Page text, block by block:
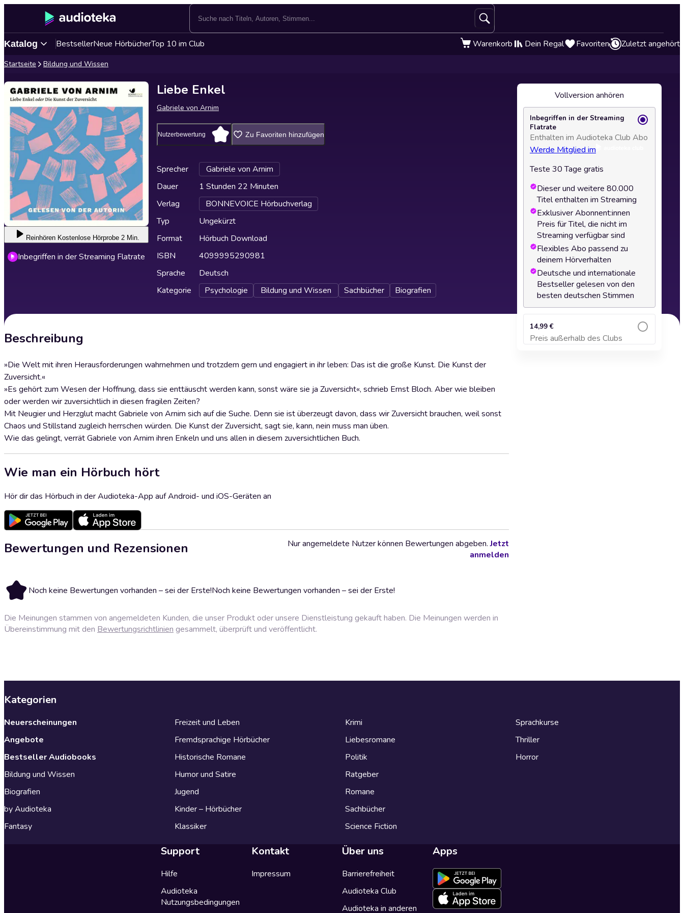
Katalog BestsellerNeue HörbücherTop 10 im Club Warenkorb Dein Regal Favoriten Zuletzt angehört
Startseite Bildung und Wissen
Reinhören Kostenlose Hörprobe 2 Min.
Inbegriffen in der Streaming Flatrate
Liebe Enkel
Gabriele von Arnim
Nutzerbewertung Zu Favoriten hinzufügen
Sprecher
Gabriele von Arnim
Dauer
1 Stunden 22 Minuten
Verlag
BONNEVOICE Hörbuchverlag
Typ
Ungekürzt
Format
Hörbuch Download
ISBN
4099995290981
Sprache
Deutsch
Kategorie
Psychologie Bildung und Wissen Sachbücher Biografien
Beschreibung
»Die Welt mit ihren Herausforderungen wahrnehmen und trotzdem gern und engagiert in ihr leben: Das ist die große Kunst. Die Kunst der
Zuversicht.«
»Es gehört zum Wesen der Hoffnung, dass sie enttäuscht werden kann, sonst wäre sie ja Zuversicht«, schrieb Ernst Bloch. Aber wie bleiben
oder werden wir zuversichtlich in diesen fragilen Zeiten?
Mit Neugier und Herzglut macht Gabriele von Arnim sich auf die Suche. Denn sie ist überzeugt davon, dass wir Zuversicht brauchen, weil sonst
Chaos und Stillstand zugleich herrschen würden. Die Kunst der Zuversicht, sagt sie, kann, nein muss man üben.
Wie das gelingt, verrät Gabriele von Arnim ihren Enkeln und uns allen in diesem zuversichtlichen Buch.
Wie man ein Hörbuch hört
Hör dir das Hörbuch in der Audioteka-App auf Android- und iOS-Geräten an
Bewertungen und Rezensionen
Noch keine Bewertungen vorhanden – sei der Erste!Noch keine Bewertungen vorhanden – sei der Erste!
Nur angemeldete Nutzer können Bewertungen abgeben.Jetzt
anmelden
Die Meinungen stammen von angemeldeten Kunden, die unser Produkt oder unsere Dienstleistung gekauft haben. Die Meinungen werden in
Übereinstimmung mit den Bewertungsrichtlinien gesammelt, überprüft und veröffentlicht.
Vollversion anhören
Inbegriffen in der Streaming
Flatrate
Enthalten im Audioteka Club Abo
Werde Mitglied im
Teste 30 Tage gratis
Dieser und weitere 80.000
Titel enthalten im Streaming
Exklusiver Abonnent:innen
Preis für Titel, die nicht im
Streaming verfügbar sind
Flexibles Abo passend zu
deinem Hörverhalten
Deutsche und internationale
Bestseller gelesen von den
besten deutschen Stimmen
14,99 €
Preis außerhalb des Clubs
Zum Warenkorb hinzufügen
Kategorien
Neuerscheinungen
Angebote
Bestseller Audiobooks
Bildung und Wissen
Biografien
by Audioteka
Fantasy
Freizeit und Leben
Fremdsprachige Hörbücher
Historische Romane
Humor und Satire
Jugend
Kinder – Hörbücher
Klassiker
Krimi
Liebesromane
Politik
Ratgeber
Romane
Sachbücher
Science Fiction
Sprachkurse
Thriller
Horror
Support
Hilfe
Audioteka
Nutzungsbedingungen
Kontakt
Impressum
Über uns
Barrierefreiheit
Audioteka Club
Audioteka in anderen
Apps